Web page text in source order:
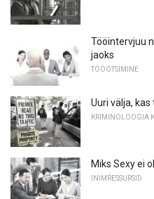
Tööintervjuu
jaoks
TÖÖOTSIMINE
Uuri välja,
KRIMINOLOOGIA
Miks Sexy ei
INIMRESSURSID